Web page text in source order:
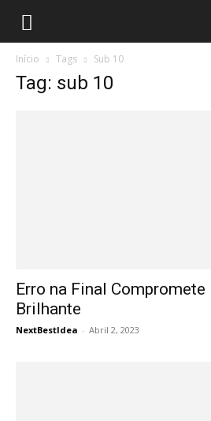
Início Tags Sub 10
Tag: sub 10
Erro na Final
Brilhante
NextBestIdea - Abril 2, 2023